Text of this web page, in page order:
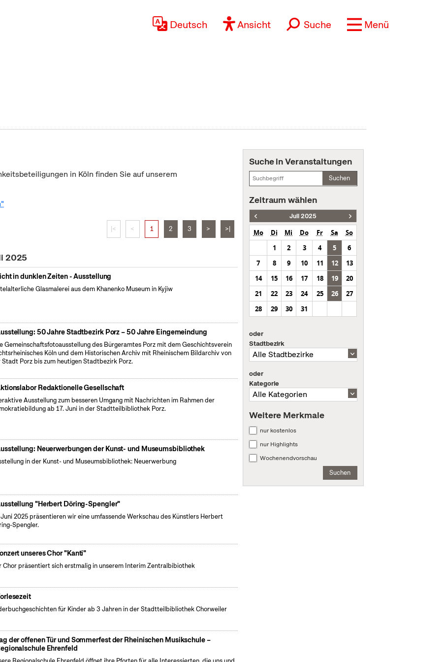
Deutsch Ansicht Suche Menü
in Köln finden Sie auf unserem
|< < 1 2 3 > >|
2025
in dunklen Zeiten - Ausstellung
Glasmalerei aus dem Khanenko Museum in Kyjiw
50 Jahre Stadtbezirk Porz – 50 Jahre Eingemeindung
Gemeinschaftsfotoausstellung des Bürgeramtes Porz mit dem Geschichtsverein
Köln und dem Historischen Archiv mit Rheinischem Bildarchiv von
Stadt Porz bis zum heutigen Stadtbezirk Porz.
Redaktionelle Gesellschaft
Ausstellung zum besseren Umgang mit Nachrichten im Rahmen der
ab 17. Juni in der Stadtteilbibliothek Porz.
Neuerwerbungen der Kunst- und Museumsbibliothek
in der Kunst- und Museumsbibliothek: Neuerwerbung
"Herbert Döring-Spengler"
2025 präsentieren wir eine umfassende Werkschau des Künstlers Herbert
Spengler.
unseres Chor "Kanti"
Chor präsentiert sich erstmalig in unserem Interim Zentralbibiothek
für Kinder ab 3 Jahren in der Stadtteilbibliothek Chorweiler
der offenen Tür und Sommerfest der Rheinischen Musikschule –
Ehrenfeld
Suche in Veranstaltungen
Suchen
Zeitraum wählen
Juli 2025
Mo Di Mi Do Fr Sa
So
1
2 3 4 5
6
7
8 9 10 11 12
13
14
15 16 17 18 19
20
21
22 23 24 25 26
27
28
29 30 31
oder
Stadtbezirk
oder
Kategorie
Weitere Merkmale
nur kostenlos
nur Highlights
Wochenendvorschau
Suchen